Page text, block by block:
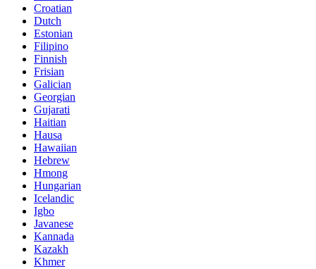
Croatian
Dutch
Estonian
Filipino
Finnish
Frisian
Galician
Georgian
Gujarati
Haitian
Hausa
Hawaiian
Hebrew
Hmong
Hungarian
Icelandic
Igbo
Javanese
Kannada
Kazakh
Khmer